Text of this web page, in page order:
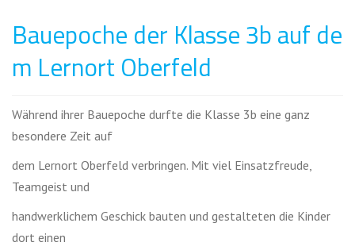
Bauepoche der Klasse 3b auf de
m Lernort Oberfeld
Während ihrer Bauepoche durfte die Klasse 3b eine ganz
besondere Zeit auf
dem Lernort Oberfeld verbringen. Mit viel Einsatzfreude,
Teamgeist und
handwerklichem Geschick bauten und gestalteten die Kinder
dort einen